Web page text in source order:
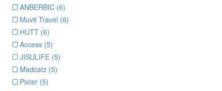
ANBERBIC (6)
Muvit Travel (6)
HUTT (6)
Access (5)
JISULIFE (5)
Madcatz (5)
Pixter (5)